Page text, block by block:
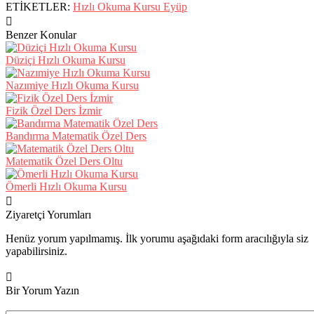
ETİKETLER: Hızlı Okuma Kursu Eyüp
Benzer Konular
Düziçi Hızlı Okuma Kursu
Nazımiye Hızlı Okuma Kursu
Fizik Özel Ders İzmir
Bandırma Matematik Özel Ders
Matematik Özel Ders Oltu
Ömerli Hızlı Okuma Kursu
Ziyaretçi Yorumları
Henüz yorum yapılmamış. İlk yorumu aşağıdaki form aracılığıyla siz
yapabilirsiniz.
Bir Yorum Yazın